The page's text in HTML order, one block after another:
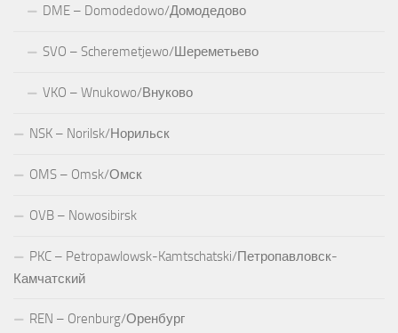
DME – Domodedowo/Домодедово
SVO – Scheremetjewo/Шереметьево
VKO – Wnukowo/Внуково
NSK – Norilsk/Норильск
OMS – Omsk/Омск
OVB – Nowosibirsk
PKC – Petropawlowsk-Kamtschatski/Петропавловск-
Камчатский
REN – Orenburg/Оренбург